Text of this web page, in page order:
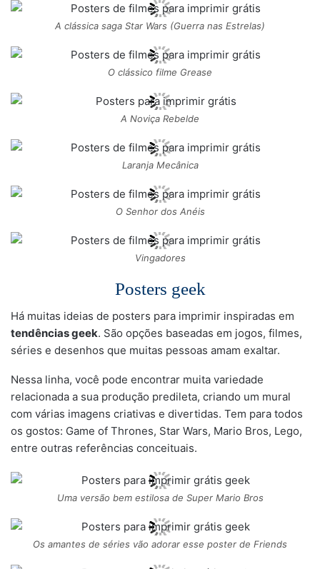
A clássica saga Star Wars (Guerra nas Estrelas)
O clássico filme Grease
A Noviça Rebelde
Laranja Mecânica
O Senhor dos Anéis
Vingadores
Posters geek
Há muitas ideias de posters para imprimir inspiradas em
tendências geek. São opções baseadas em jogos, filmes,
séries e desenhos que muitas pessoas amam exaltar.
Nessa linha, você pode encontrar muita variedade
relacionada a sua produção predileta, criando um mural
com várias imagens criativas e divertidas. Tem para todos
os gostos: Game of Thrones, Star Wars, Mario Bros, Lego,
entre outras referências conceituais.
Uma versão bem estilosa de Super Mario Bros
Os amantes de séries vão adorar esse poster de Friends